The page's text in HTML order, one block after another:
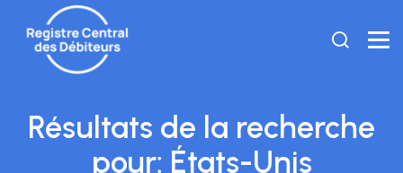
Résultats de la recherche
pour: États-Unis